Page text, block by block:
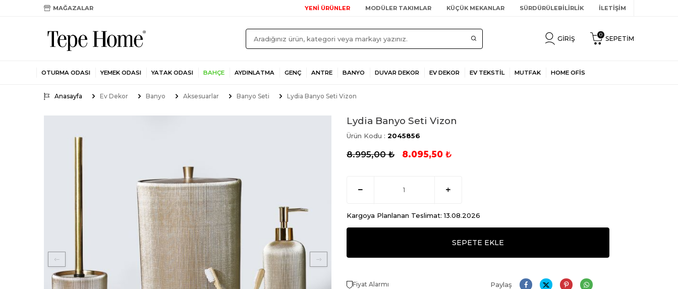
MAĞAZALAR YENİ ÜRÜNLER MODÜLER TAKIMLAR KÜÇÜK MEKANLAR SÜRDÜRÜLEBİLİRLİK İLETİŞİM
GIRIŞ 0 SEPETIM
OTURMA ODASI YEMEK ODASI YATAK ODASI BAHÇE AYDINLATMA GENÇ ANTRE BANYO DUVAR DEKOR EV DEKOR EV TEKSTİL MUTFAK HOME OFİS
Anasayfa Ev Dekor Banyo Aksesuarlar Banyo Seti Lydia Banyo Seti Vizon
Lydia Banyo Seti Vizon
Ürün Kodu : 2045856
8.995,00₺ 8.095,50 ₺
Kargoya Planlanan Teslimat: 13.08.2026
SEPETE EKLE
Fiyat Alarmı Paylaş